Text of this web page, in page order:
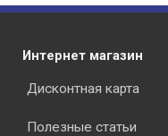
Интернет магазин
Дисконтная карта
Полезные статьи